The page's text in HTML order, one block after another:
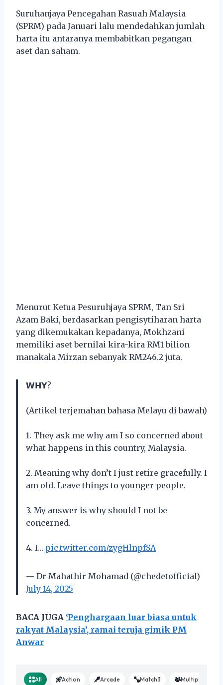
Suruhanjaya Pencegahan Rasuah Malaysia
(SPRM) pada Januari lalu mendedahkan jumlah
harta itu antaranya membabitkan pegangan
aset dan saham.
Menurut Ketua Pesuruhjaya SPRM, Tan Sri
Azam Baki, berdasarkan pengisytiharan harta
yang dikemukakan kepadanya, Mokhzani
memiliki aset bernilai kira-kira RM1 bilion
manakala Mirzan sebanyak RM246.2 juta.
𝗪𝗛𝗬?
(Artikel terjemahan bahasa Melayu di bawah)
1. They ask me why am I so concerned about
what happens in this country, Malaysia.
2. Meaning why don’t I just retire gracefully. I
am old. Leave things to younger people.
3. My answer is why should I not be
concerned.
4. I… pic.twitter.com/zygHlnpfSA
— Dr Mahathir Mohamad (@chedetofficial)
July 14, 2025
BACA JUGA ‘Penghargaan luar biasa untuk
rakyat Malaysia’, ramai teruja gimik PM
Anwar